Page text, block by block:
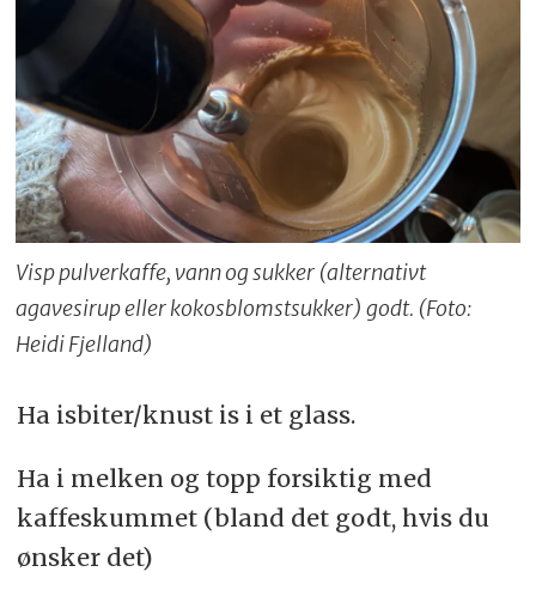
Visp pulverkaffe, vann og sukker (alternativt
agavesirup eller kokosblomstsukker) godt. (Foto:
Heidi Fjelland)
Ha isbiter/knust is i et glass.
Ha i melken og topp forsiktig med
kaffeskummet (bland det godt, hvis du
ønsker det)